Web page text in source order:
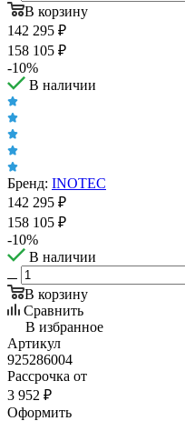
В корзину
142 295 ₽
158 105 ₽
-10%
В наличии
Бренд: INOTEC
142 295 ₽
158 105 ₽
-10%
В наличии
В корзину
Сравнить
В избранное
Артикул
925286004
Рассрочка от
3 952 ₽
Оформить